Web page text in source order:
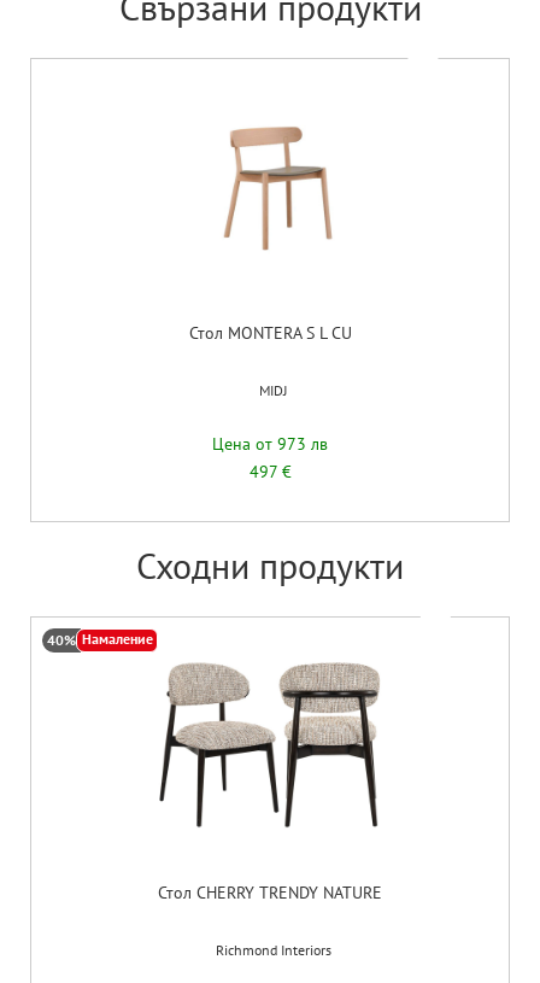
Стол MONTERA S L CU
MIDJ
Цена от 973 лв
497 €
Сходни продукти
40% Намаление
Стол CHERRY TRENDY NATURE
Richmond Interiors